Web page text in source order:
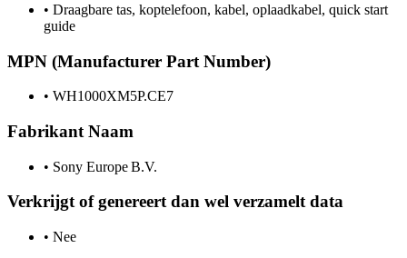
• Draagbare tas, koptelefoon, kabel, oplaadkabel, quick start
guide
MPN (Manufacturer Part Number)
• WH1000XM5P.CE7
Fabrikant Naam
• Sony Europe B.V.
Verkrijgt of genereert dan wel verzamelt data
• Nee